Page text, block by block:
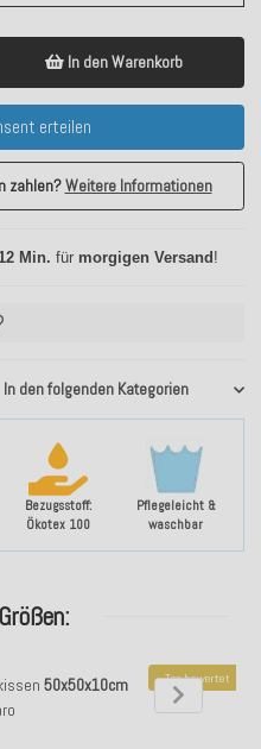
Bezugsstoff:
Ökotex 100
Pflegeleicht &
waschbar
In den folgenden Kategorien
In den Warenkorb
erteilen
zahlen?Weitere Informationen
Min. für morgigen Versand!
50x50x10cm
Top bewertet
H.O.C.K.